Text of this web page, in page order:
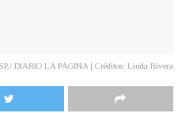
DIARIO LA PÁGINA | Créditos: Linda Rivera